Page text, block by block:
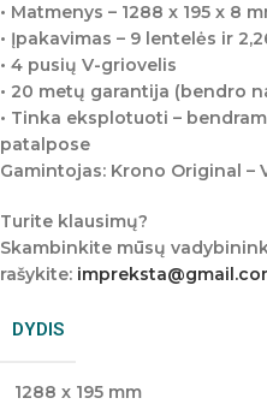
• Matmenys – 1288 x 195 x 8
• Įpakavimas – 9 lentelės ir
• 4 pusių V-griovelis
• 20 metų garantija (bendro
• Tinka eksplotuoti –
patalpose
Gamintojas: Krono Original –
Turite klausimų?
Skambinkite mūsų
rašykite:
DYDIS
1288 x 195 mm